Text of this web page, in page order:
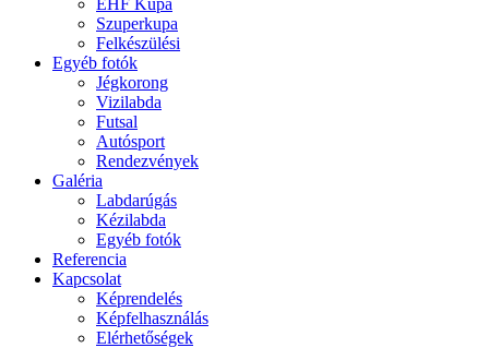
EHF Kupa
Szuperkupa
Felkészülési
Egyéb fotók
Jégkorong
Vizilabda
Futsal
Autósport
Rendezvények
Galéria
Labdarúgás
Kézilabda
Egyéb fotók
Referencia
Kapcsolat
Képrendelés
Képfelhasználás
Elérhetőségek